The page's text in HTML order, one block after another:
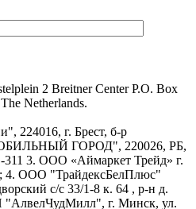
2 Breitner Center P.O. Box
Netherlands.
224016, г. Брест, б-р
ГОРОД", 220026, РБ,
3. ООО «Аймаркет Трейд» г.
4. ООО "ТрайдексБелПлюс"
с/с 33/1-8 к. 64 , р-н д.
г. Минск, ул.